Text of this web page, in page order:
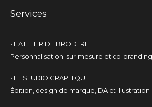
Services
• L'ATELIER DE BRODERIE
Personnalisation sur-mesure et co-branding
• LE STUDIO GRAPHIQUE
Édition, design de marque, DA et illustration